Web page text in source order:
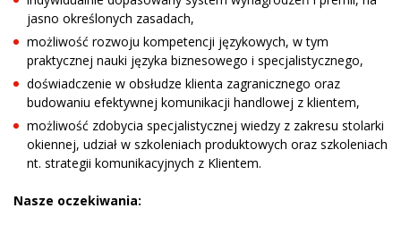
jasno określonych zasadach,
możliwość rozwoju kompetencji językowych, w tym
praktycznej nauki języka biznesowego i specjalistycznego,
doświadczenie w obsłudze klienta zagranicznego oraz
budowaniu efektywnej komunikacji handlowej z klientem,
możliwość zdobycia specjalistycznej wiedzy z zakresu stolarki
okiennej, udział w szkoleniach produktowych oraz szkoleniach
nt. strategii komunikacyjnych z Klientem.
Nasze oczekiwania: